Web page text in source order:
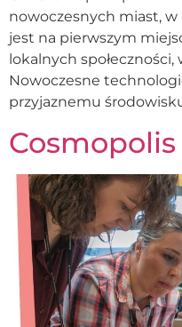
nowoczesnych miast,
jest na pierwszym
lokalnych
Nowoczesne
przyjaznemu
Cosmopolis